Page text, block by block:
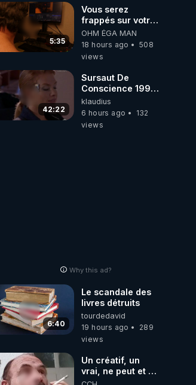
666.
5:35
Vous serez
frappés sur votre
sol européens par
la faute des
dirigeants qui
le nez
OHM ÉGA MAN
18 hours ago
508
views
42:22
Sursaut De
Conscience 1998
- toujours
d'actualité ....Au
Dela Du Réel
klaudius
6 hours ago
132
views
Why this ad?
6:40
Le scandale des
livres détruits
tourdedavid
19 hours ago
289
views
Un créatif, un
vrai, ne peut et ne
doit pas faire